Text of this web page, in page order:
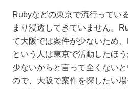
Rubyなどの東京で流行ってい
まり浸透してきていません。
て大阪では案件が少ないため
という人は東京で活動したほ
少ないからと言って全くない
ので、大阪で案件を探したい